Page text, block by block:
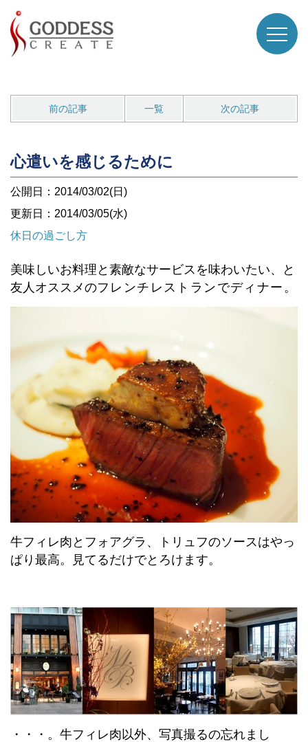
前の記事 一覧 次の記事
心遣いを感じるために
公開日：2014/03/02(日)
更新日：2014/03/05(水)
休日の過ごし方
美味しいお料理と素敵なサービスを味わいたい、と
友人オススメのフレンチレストランでディナー。
牛フィレ肉とフォアグラ、トリュフのソースはやっ
ぱり最高。見てるだけでとろけます。
・・・。牛フィレ肉以外、写真撮るの忘れまし